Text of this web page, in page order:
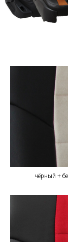
чёрный +